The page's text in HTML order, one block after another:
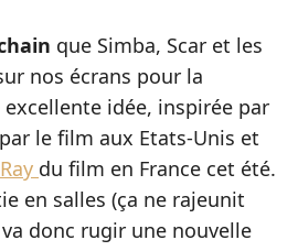
que Simba, Scar et les
nos écrans pour la
idée, inspirée par
le film aux Etats-Unis et
du film en France cet été.
en salles (ça ne rajeunit
va donc rugir une nouvelle